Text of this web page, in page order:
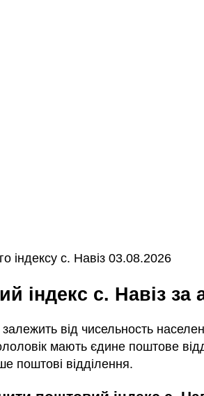
індексу с. Навіз 03.08.2026
індекс с. Навіз
залежить від чисельность
мають єдине поштове
поштові відділення.